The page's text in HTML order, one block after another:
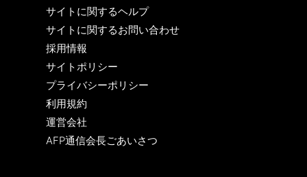
サイトに関するヘルプ
サイトに関するお問い合わせ
採用情報
サイトポリシー
プライバシーポリシー
利用規約
運営会社
AFP通信会長ごあいさつ